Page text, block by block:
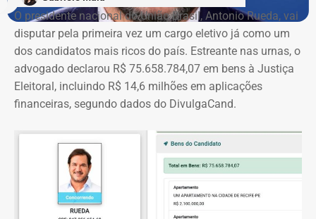
O presidente nacional do União Brasil, Antonio Rueda, vai
disputar pela primeira vez um cargo eletivo já como um
dos candidatos mais ricos do país. Estreante nas urnas, o
advogado declarou R$ 75.658.784,07 em bens à Justiça
Eleitoral, incluindo R$ 14,6 milhões em aplicações
financeiras, segundo dados do DivulgaCand.